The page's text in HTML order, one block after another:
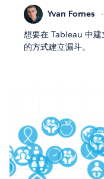
Yvan Fornes
想要在 Tableau 中
的方式建立漏斗。